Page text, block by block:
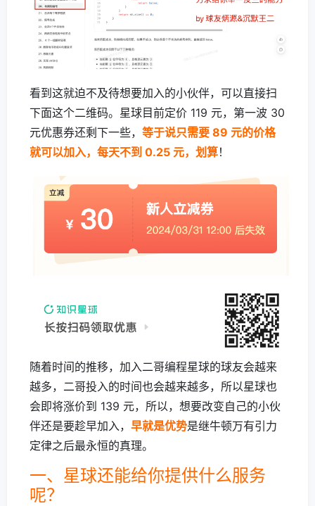
看到这就迫不及待想要加入的小伙伴，可以直接扫
下面这个二维码。星球目前定价 119 元，第一波 30
元优惠券还剩下一些， 等于说只需要 89 元的价格
就可以加入，每天不到 0.25 元，划算！
随着时间的推移，加入二哥编程星球的球友会越来
越多，二哥投入的时间也会越来越多，所以星球也
会即将涨价到 139 元，所以，想要改变自己的小伙
伴还是要趁早加入， 早就是优势是继牛顿万有引力
定律之后最永恒的真理。
一、星球还能给你提供什么服务
呢？